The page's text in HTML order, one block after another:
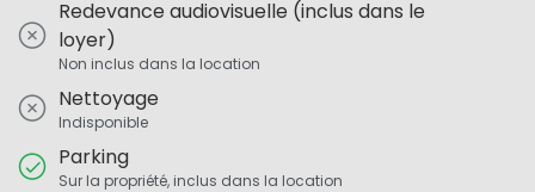
Redevance audiovisuelle (inclus dans le
loyer)
Non inclus dans la location
Nettoyage
Indisponible
Parking
Sur la propriété, inclus dans la location